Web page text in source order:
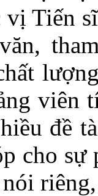
Tiến
viên
đề
cho